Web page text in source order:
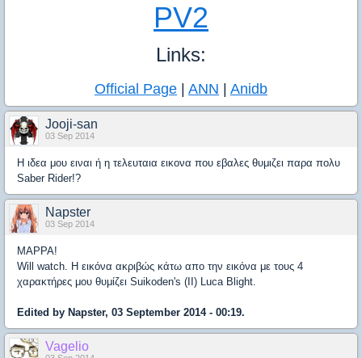
PV2
Links:
Official Page ANN Anidb
Jooji-san
03 Sep 2014
Η ιδεα μου ειναι ή η τελευταια εικονα που εβαλες θυμιζει παρα πολυ
Saber Rider!?
Napster
03 Sep 2014
MAPPA!
Will watch. Η εικόνα ακριβώς κάτω απο την εικόνα με τους 4
χαρακτήρες μου θυμίζει Suikoden's (II) Luca Blight.
Edited by Napster, 03 September 2014 - 00:19.
Vagelio